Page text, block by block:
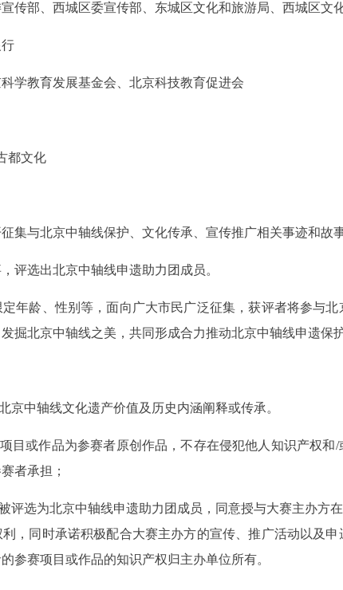
部、西城区委宣传部、东城区文化和旅游局、西城区文
教育发展基金会、北京科技教育促进会
文化
与北京中轴线保护、文化传承、宣传推广相关事迹和故事
选出北京中轴线申遗助力团成员。
龄、性别等，面向广大市民广泛征集，获评者将参与北
掘北京中轴线之美，共同形成合力推动北京中轴线申遗保护
中轴线文化遗产价值及历史内涵阐释或传承。
或作品为参赛者原创作品，不存在侵犯他人知识产权和/
者承担；
选为北京中轴线申遗助力团成员，同意授与大赛主办方
，同时承诺积极配合大赛主办方的宣传、推广活动以及
参赛项目或作品的知识产权归主办单位所有。